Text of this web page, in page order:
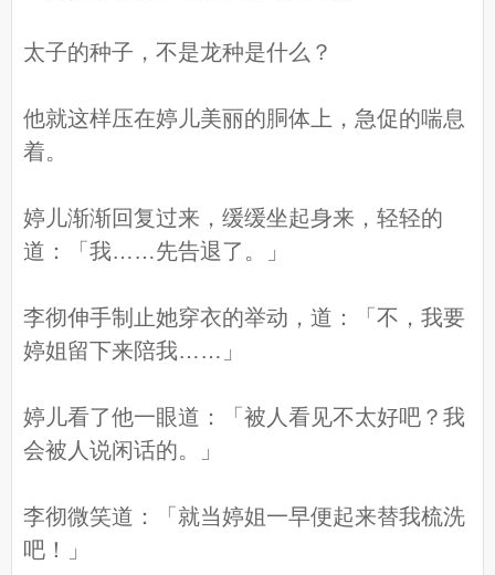
太子的种子，不是龙种是什么？
他就这样压在婷儿美丽的胴体上，急促的喘息
着。
婷儿渐渐回复过来，缓缓坐起身来，轻轻的
道：「我……先告退了。」
李彻伸手制止她穿衣的举动，道：「不，我要
婷姐留下来陪我……」
婷儿看了他一眼道：「被人看见不太好吧？我
会被人说闲话的。」
李彻微笑道：「就当婷姐一早便起来替我梳洗
吧！」